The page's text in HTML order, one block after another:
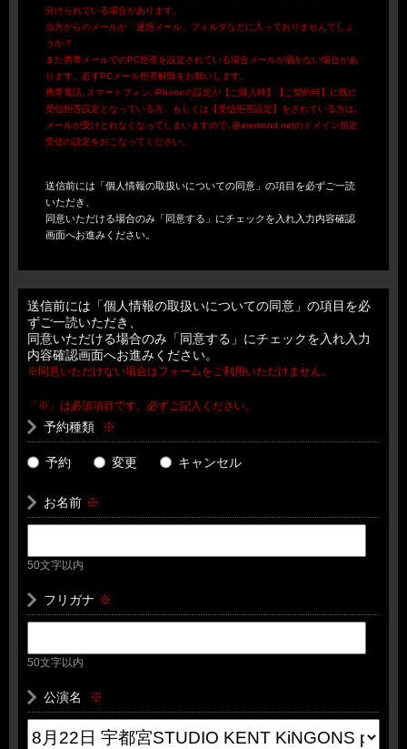
分けられている場合があります。
当方からのメールが「迷惑メール」フォルダなどに入っておりませんでしょ
うか？
また携帯メールでのPC拒否を設定されている場合メールが届かない場合があ
ります。必ずPCメール拒否解除をお願いします。
携帯電話､スマートフォン､iPhoneの設定が【ご購入時】【ご契約時】に既に
受信拒否設定となっている方、もしくは【受信拒否設定】をされている方は､
メールが受けとれなくなってしまいますので､@aremond.netのドメイン指定
受信の設定をおこなってください。
送信前には「個人情報の取扱いについての同意」の項目を必ずご一読
いただき、
同意いただける場合のみ「同意する」にチェックを入れ入力内容確認
画面へお進みください。
送信前には「個人情報の取扱いについての同意」の項目を必
ずご一読いただき、
同意いただける場合のみ「同意する」にチェックを入れ入力
内容確認画面へお進みください。
※同意いただけない場合はフォームをご利用いただけません。
「※」は必須項目です。必ずご記入ください。
予約種類 ※
予約 変更 キャンセル
お名前 ※
50文字以内
フリガナ ※
50文字以内
公演名 ※